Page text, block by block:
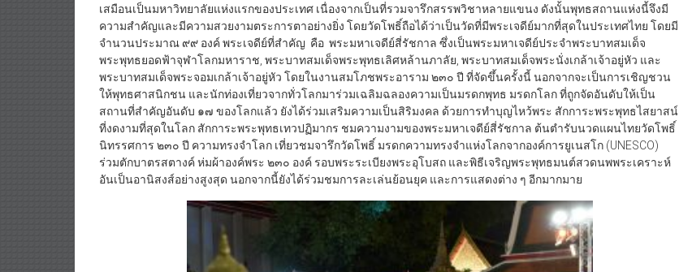
เสมือนเป็นมหาวิทยาลัยแห่งแรกของประเทศ เนื่องจากเป็นที่รวมจารึกสรรพวิชาหลายแขนง ดังนั้นพุทธสถานแห่งนี้จึงมี
ความสำคัญและมีความสวยงามตระการตาอย่างยิ่ง โดยวัดโพธิ์ถือได้ว่าเป็นวัดที่มีพระเจดีย์มากที่สุดในประเทศไทย โดยมี
จำนวนประมาณ ๙๙ องค์ พระเจดีย์ที่สำคัญ คือ พระมหาเจดีย์สี่รัชกาล ซึ่งเป็นพระมหาเจดีย์ประจำพระบาทสมเด็จ
พระพุทธยอดฟ้าจุฬาโลกมหาราช, พระบาทสมเด็จพระพุทธเลิศหล้านภาลัย, พระบาทสมเด็จพระนั่งเกล้าเจ้าอยู่หัว และ
พระบาทสมเด็จพระจอมเกล้าเจ้าอยู่หัว โดยในงานสมโภชพระอาราม ๒๓๐ ปี ที่จัดขึ้นครั้งนี้ นอกจากจะเป็นการเชิญชวน
ให้พุทธศาสนิกชน และนักท่องเที่ยวจากทั่วโลกมาร่วมเฉลิมฉลองความเป็นมรดกพุทธ มรดกโลก ที่ถูกจัดอันดับให้เป็น
สถานที่สำคัญอันดับ ๑๗ ของโลกแล้ว ยังได้ร่วมเสริมความเป็นสิริมงคล ด้วยการทำบุญไหว้พระ สักการะพระพุทธไสยาสน์
ที่งดงามที่สุดในโลก สักการะพระพุทธเทวปฏิมากร ชมความงามของพระมหาเจดีย์สี่รัชกาล ต้นตำรับนวดแผนไทยวัดโพธิ์
นิทรรศการ ๒๓๐ ปี ความทรงจำโลก เที่ยวชมจารึกวัดโพธิ์ มรดกความทรงจำแห่งโลกจากองค์การยูเนสโก (UNESCO)
ร่วมตักบาตรสตางค์ ห่มผ้าองค์พระ ๒๓๐ องค์ รอบพระระเบียงพระอุโบสถ และพิธีเจริญพระพุทธมนต์สวดนพพระเคราะห์
อันเป็นอานิสงส์อย่างสูงสุด นอกจากนี้ยังได้ร่วมชมการละเล่นย้อนยุค และการแสดงต่าง ๆ อีกมากมาย